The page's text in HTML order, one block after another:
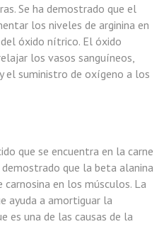
Se ha demostrado que el
los niveles de arginina en
óxido nítrico. El óxido
los vasos sanguíneos,
el suministro de oxígeno a los
que se encuentra en la carne
que la beta alanina
en los músculos. La
ayuda a amortiguar la
es una de las causas de la